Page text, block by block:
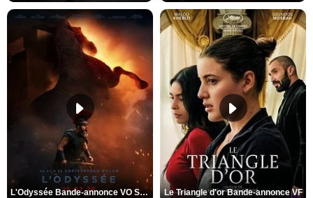
L'Odyssée Bande-annonce VO STFR Le Triangle d'or Bande-annonce VF